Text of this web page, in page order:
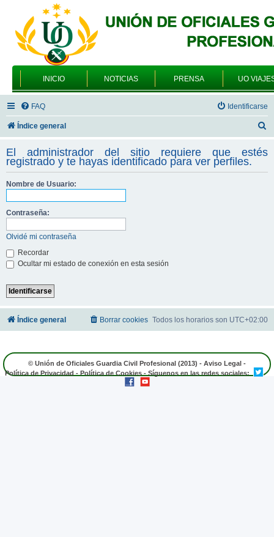
INICIO NOTICIAS PRENSA UO
FAQ Identificarse
Índice general
s
c
El administrador del sitio requiere que estés
registrado y te hayas identificado para ver perfiles.
Nombre de Usuario:
Contraseña:
Olvidé mi contraseña
Recordar
Ocultar mi estado de conexión en esta sesión
Índice general Todos los horarios son UTC+02:00
Borrar cookies
© Unión de Oficiales Guardia Civil Profesional (2013) - Aviso Legal -
Política de Privacidad - Política de Cookies - Síguenos en las redes sociales: